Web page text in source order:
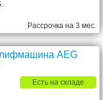
Рассрочка на 3 мес.
AEG
Есть на складе